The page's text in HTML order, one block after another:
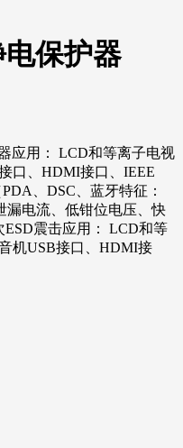
电保护器
应用： LCD和等离子电视
口、HDMI接口、IEEE
、DSC、蓝牙特征：
漏电流、低钳位电压、快
ESD震击应用： LCD和等
机USB接口、HDMI接